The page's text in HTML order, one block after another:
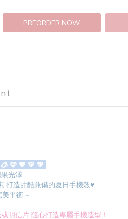
PREORDER NOW
🩷 🧡 💛 💚
光澤
打造甜酷兼備的夏日手機殼♥
平衡～
明信片 隨心打造專屬手機造型！